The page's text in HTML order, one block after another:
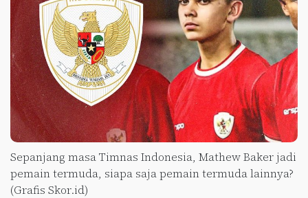
Sepanjang masa Timnas Indonesia, Mathew Baker jadi
pemain termuda, siapa saja pemain termuda lainnya?
(Grafis Skor.id)